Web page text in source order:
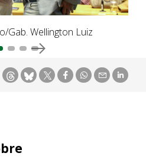
Gab. Wellington Luiz